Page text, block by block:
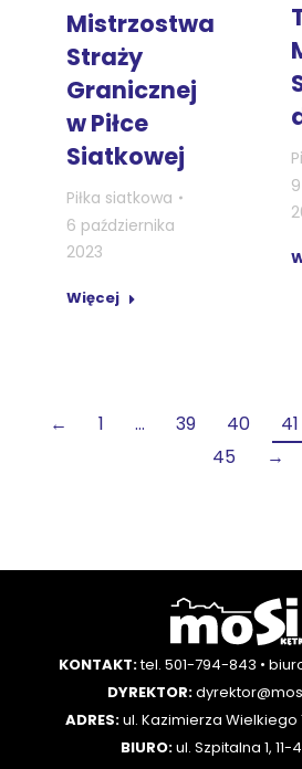
Mistrzostwa
Straży
Granicznej
w Piłce
Siatkowej
Piłka siatkowa
6 października
2023
Więcej
← 1 … 39 40 41
45
→
KONTAKT:tel. 501-794-843 •
DYREKTOR:
ADRES:ul. Kazimierza Wielkiego
BIURO:ul. Szpitalna 1, 11-